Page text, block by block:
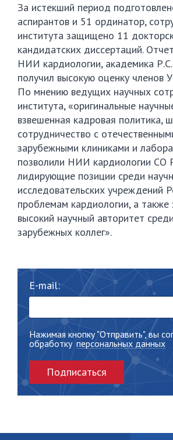
За истекший период
аспирантов и 51 ординатор,
института защищено 11
кандидатских диссертаций.
НИИ кардиологии, академика
получил высокую оценку членов
По мнению ведущих научных
института, «оригинальные
взвешенная кадровая политика,
сотрудничество с
зарубежными клиниками и
позволили НИИ кардиологии СО
лидирующие позиции среди
исследовательских учреждений
проблемам кардиологии, а также
высокий научный авторитет
зарубежных коллег».
E-mail:
Нажимая кнопку "Отправить", вы
обработку персональных данных
Подписаться